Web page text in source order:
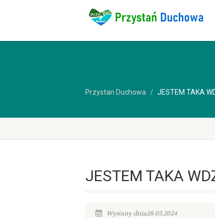
Przystan Duchowa JESTEM TAKA
JESTEM TAKA
Wysłany dnia28.05.2024